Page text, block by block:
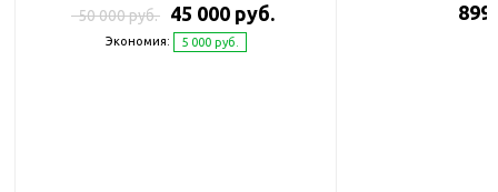
50 000 руб. 45 000 руб.
Экономия: 5 000 руб.
899